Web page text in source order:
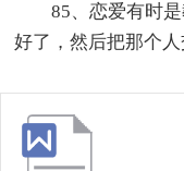
85、恋爱有时
好了，然后把那个